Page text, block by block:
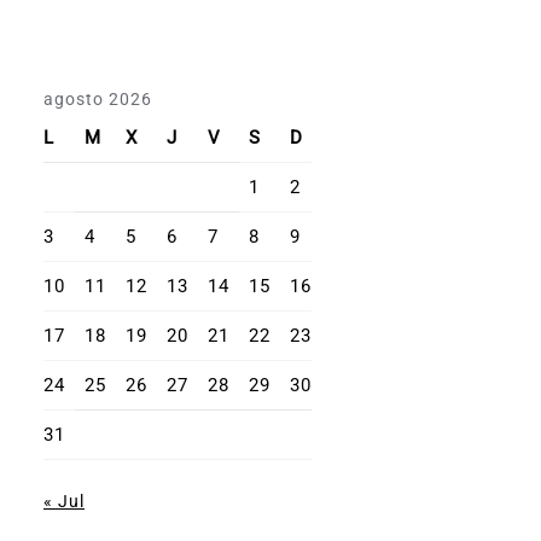
agosto 2026
L M X J V S D
1 2
3 4 5 6 7 8 9
10 11 12 13 14 15 16
17 18 19 20 21 22 23
24 25 26 27 28 29 30
31
« Jul